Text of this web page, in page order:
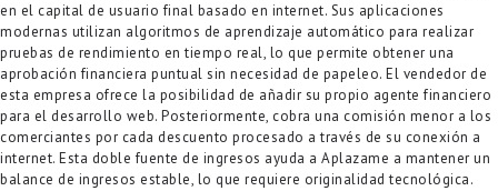
en el capital de usuario final basado en internet. Sus aplicaciones
modernas utilizan algoritmos de aprendizaje automático para realizar
pruebas de rendimiento en tiempo real, lo que permite obtener una
aprobación financiera puntual sin necesidad de papeleo. El vendedor de
esta empresa ofrece la posibilidad de añadir su propio agente financiero
para el desarrollo web. Posteriormente, cobra una comisión menor a los
comerciantes por cada descuento procesado a través de su conexión a
internet. Esta doble fuente de ingresos ayuda a Aplazame a mantener un
balance de ingresos estable, lo que requiere originalidad tecnológica.